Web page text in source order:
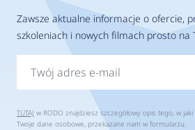
Zawsze aktualne informacje o ofercie,
szkoleniach i nowych filmach prosto na
TUTAJ w RODO znajdziesz szczegółowy opis tego, w
Twoje dane osobowe, przekazane nam w formularzu.